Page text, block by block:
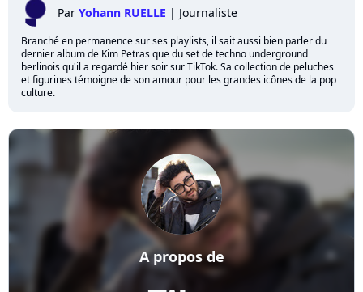
Par Yohann RUELLE | Journaliste
Branché en permanence sur ses playlists, il sait aussi bien parler du
dernier album de Kim Petras que du set de techno underground
berlinois qu'il a regardé hier soir sur TikTok. Sa collection de peluches
et figurines témoigne de son amour pour les grandes icônes de la pop
culture.
A propos de